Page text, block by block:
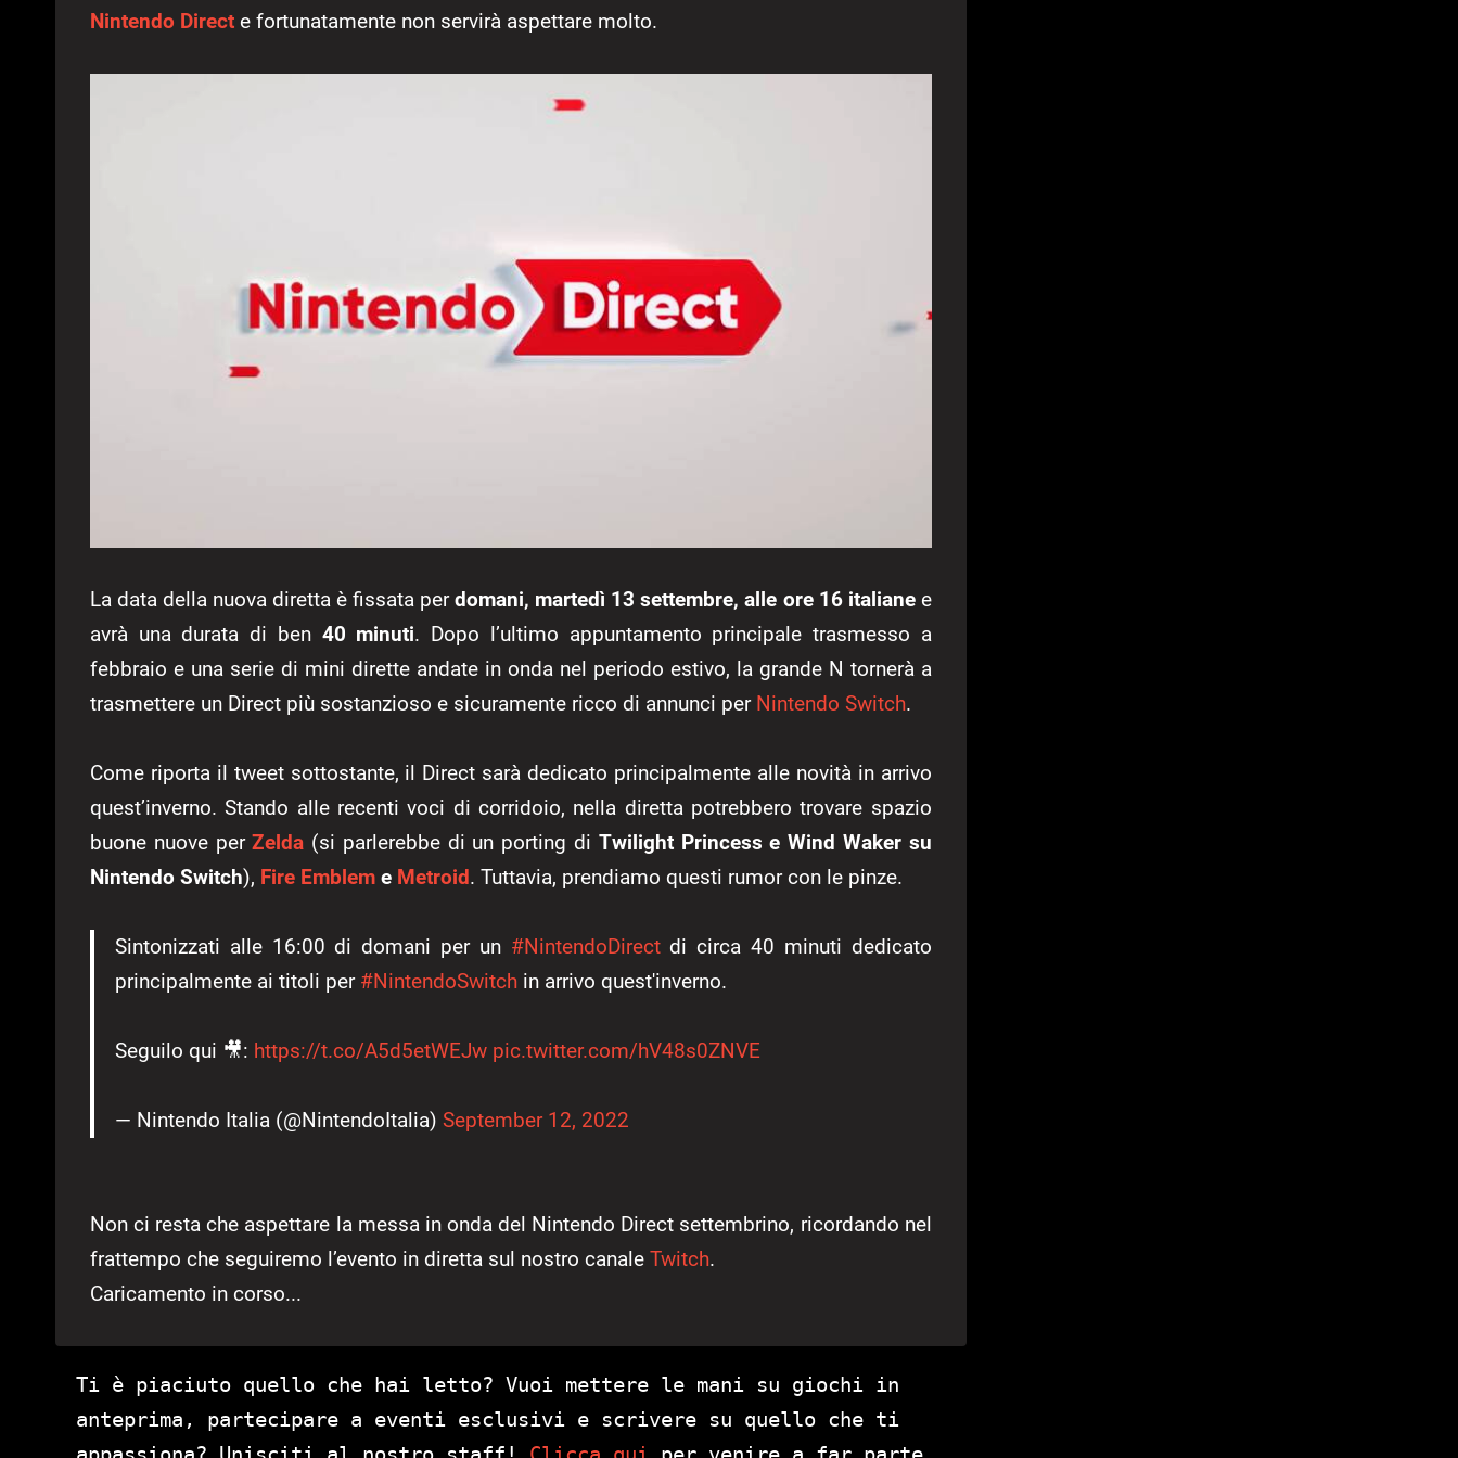
Nintendo Direct e fortunatamente non servirà aspettare molto.
La data della nuova diretta è fissata perdomani, martedì 13 settembre, alle ore 16 italianee
avrà una durata di ben 40 minuti. Dopo l’ultimo appuntamento principale trasmesso a
febbraio e una serie di mini dirette andate in onda nel periodo estivo, la grande N tornerà a
trasmettere un Direct più sostanzioso e sicuramente ricco di annunci per Nintendo Switch.
Come riporta il tweet sottostante, il Direct sarà dedicato principalmente alle novità in arrivo
quest’inverno. Stando alle recenti voci di corridoio, nella diretta potrebbero trovare spazio
buone nuove perZelda (si parlerebbe di un porting di Twilight Princess e Wind Waker su
Nintendo Switch), Fire Emblem e Metroid. Tuttavia, prendiamo questi rumor con le pinze.
Sintonizzati alle 16:00 di domani per un #NintendoDirectdi circa 40 minuti dedicato
principalmente ai titoli per #NintendoSwitch in arrivo quest'inverno.
Seguilo qui 🎥: https://t.co/A5d5etWEJw pic.twitter.com/hV48s0ZNVE
— Nintendo Italia (@NintendoItalia) September 12, 2022
Non ci resta che aspettare la messa in onda del Nintendo Direct settembrino, ricordando nel
frattempo che seguiremo l’evento in diretta sul nostro canale Twitch.
Caricamento in corso...
Ti è piaciuto quello che hai letto? Vuoi mettere le mani su giochi in
anteprima, partecipare a eventi esclusivi e scrivere su quello che ti
appassiona? Unisciti al nostro staff! Clicca qui per venire a far parte